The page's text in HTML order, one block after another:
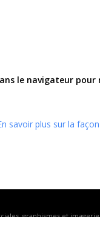
le navigateur
savoir plus sur la
graphismes et